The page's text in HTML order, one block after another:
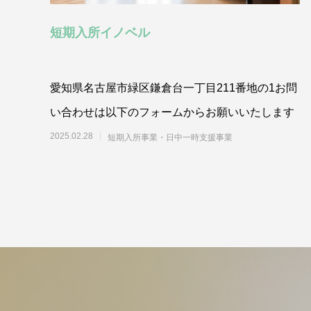
短期入所イノベル
愛知県名古屋市緑区鎌倉台一丁目211番地の1お問
い合わせは以下のフォームからお願いいたします
2025.02.28 短期入所事業・日中一時支援事業